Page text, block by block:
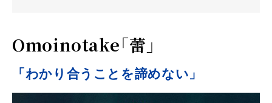
Omoinotake「蕾」
「わかり合うことを諦めない」